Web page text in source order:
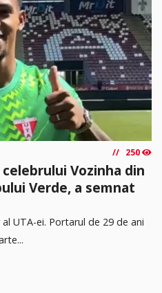
250
Vozinha din
Verde, a semnat
UTA-ei. Portarul de 29 de ani